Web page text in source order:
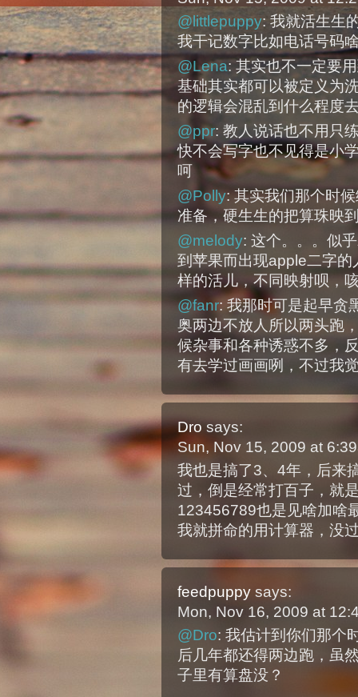
@littlepuppy: 我就活生生
我干记数字比如电话号码
@Lena: 其实也不一定要
基础其实都可以被定义为
的逻辑会混乱到什么程度
@ppr: 教人说话也不用只
快不会写字也不见得是小
呵
@Polly: 其实我们那个时
准备，硬生生的把算珠映
@melody: 这个。。。似
到苹果而出现apple二字
样的活儿，不同映射呗，
@fanr: 我那时可是起早贪
奥两边不放人所以两头跑
候杂事和各种诱惑不多，
有去学过画画咧，不过我
Dro says:
Sun, Nov 15, 2009 at
我也是搞了3、4年，后来
过，倒是经常打百子，就
123456789也是见啥加啥
我就拼命的用计算器，没
feedpuppy says:
Mon, Nov 16, 2009 at
@Dro: 我估计到你们那个
后几年都还得两边跑，虽
子里有算盘没？